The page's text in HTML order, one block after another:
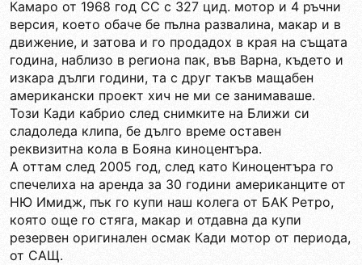
Камаро от 1968 год СС с 327 цид. мотор и 4 ръчни
версия, което обаче бе пълна развалина, макар и в
движение, и затова и го продадох в края на същата
година, наблизо в региона пак, във Варна, където и
изкара дълги години, та с друг такъв мащабен
американски проект хич не ми се занимаваше.
Този Кади кабрио след снимките на Ближи си
сладоледа клипа, бе дълго време оставен
реквизитна кола в Бояна киноцентъра.
А оттам след 2005 год, след като Киноцентъра го
спечелиха на аренда за 30 години американците от
НЮ Имидж, пък го купи наш колега от БАК Ретро,
която още го стяга, макар и отдавна да купи
резервен оригинален осмак Кади мотор от периода,
от САЩ.